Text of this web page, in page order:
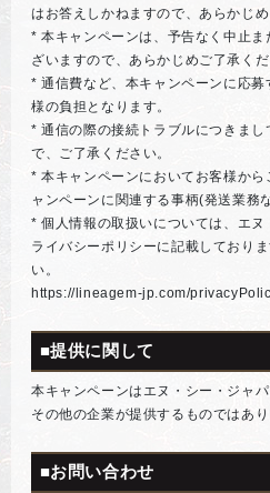
はお答えしかねますので、あらかじめ
* 本キャンペーンは、予告なく中止
ざいますので、あらかじめご了承くだ
* 通信費など、本キャンペーンに応
様の負担となります。
* 通信の際の接続トラブルにつきま
で、ご了承ください。
* 本キャンペーンにおいてお客様か
ャンペーンに関連する事柄(発送業務
* 個人情報の取扱いについては、エ
ライバシーポリシーに記載しており
い。
https://lineagem-jp.com/
■提供に関して
本キャンペーンはエヌ・シー・ジャ
その他の企業が提供するものではあり
■お問い合わせ